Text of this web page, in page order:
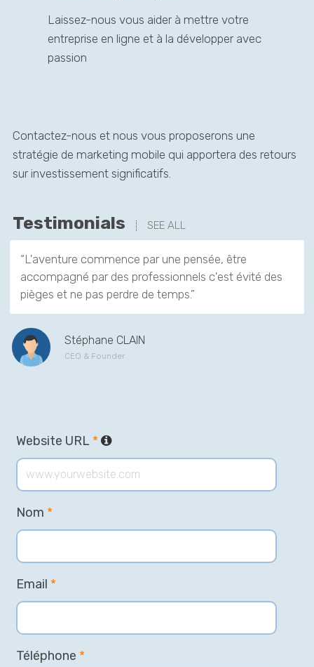
Laissez-nous vous aider à mettre votre
entreprise en ligne et à la développer avec
passion
Contactez-nous et nous vous proposerons une
stratégie de marketing mobile qui apportera des retours
sur investissement significatifs.
Testimonials SEE ALL
“L'aventure commence par une pensée, être
accompagné par des professionnels c'est évité des
pièges et ne pas perdre de temps.”
Stéphane CLAIN
CEO & Founder
Website URL *
Nom *
Email *
Téléphone *